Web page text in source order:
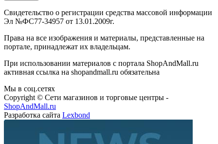
Свидетельство о регистрации средства массовой информации
Эл №ФС77-34957 от 13.01.2009г.
Права на все изображения и материалы, представленные на
портале, принадлежат их владельцам.
При использовании материалов с портала ShopAndMall.ru
активная ссылка на shopandmall.ru обязательна
Мы в соц.сетях
Copyright © Сети магазинов и торговые центры -
ShopAndMall.ru
Разработка сайта Lexbond